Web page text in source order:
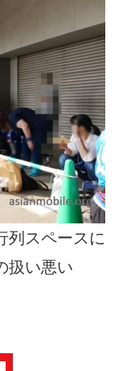
列スペースに
扱い悪い